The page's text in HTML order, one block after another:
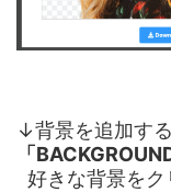
↓背景を追加す
「
好きな背景を